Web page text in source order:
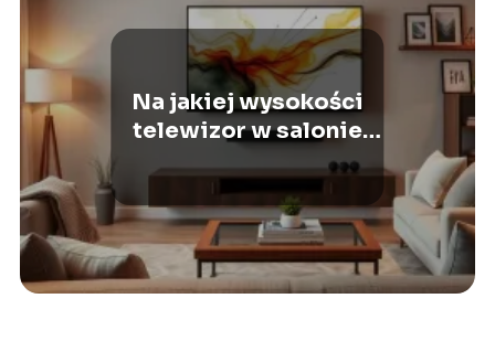
Na jakiej wysokości
telewizor w salonie
zawieszony?